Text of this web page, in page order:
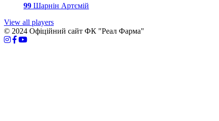
99 Шарнін Артємій
View all players
© 2024 Офіційний сайт ФК "Реал Фарма"